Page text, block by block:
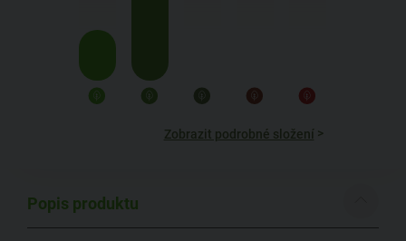
Zobrazit podrobné složení >
Popis produktu